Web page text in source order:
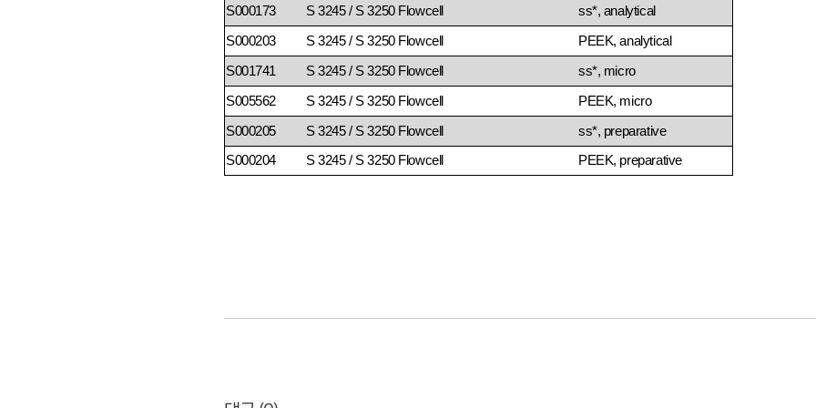
S000173 S 3245 / S 3250 Flowcell
ss*, analytical
S000203
S 3245 / S 3250 Flowcell
PEEK, analytical
S001741
S 3245 / S 3250 Flowcell
ss*, micro
S005562
S 3245 / S 3250 Flowcell
PEEK, micro
S000205
S 3245 / S 3250 Flowcell
ss*, preparative
S000204
S 3245 / S 3250 Flowcell PEEK, preparative